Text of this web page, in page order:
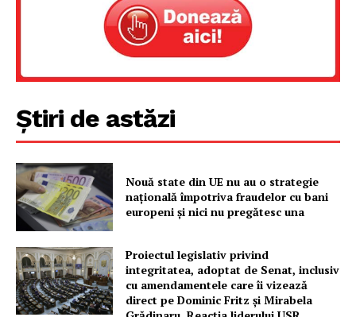
Știri de astăzi
Nouă state din UE nu au o strategie
națională împotriva fraudelor cu bani
europeni și nici nu pregătesc una
Proiectul legislativ privind
integritatea, adoptat de Senat, inclusiv
cu amendamentele care îi vizează
direct pe Dominic Fritz și Mirabela